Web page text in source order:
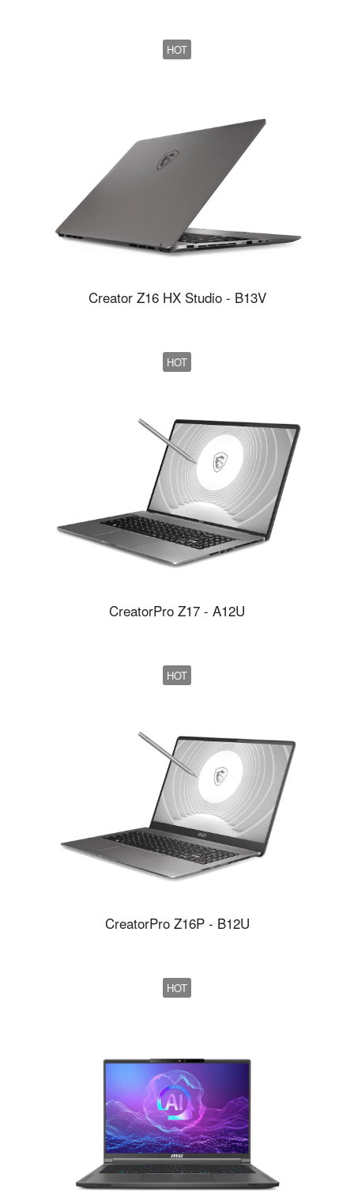
HOT
Creator Z16 HX Studio - B13V
HOT
CreatorPro Z17 - A12U
HOT
CreatorPro Z16P - B12U
HOT